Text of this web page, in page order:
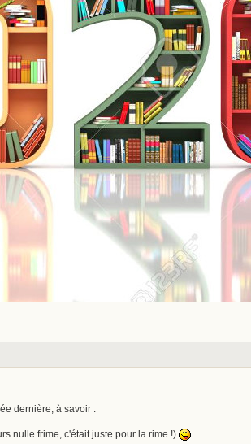
dernière, à savoir :
nulle frime, c'était juste pour la rime !)